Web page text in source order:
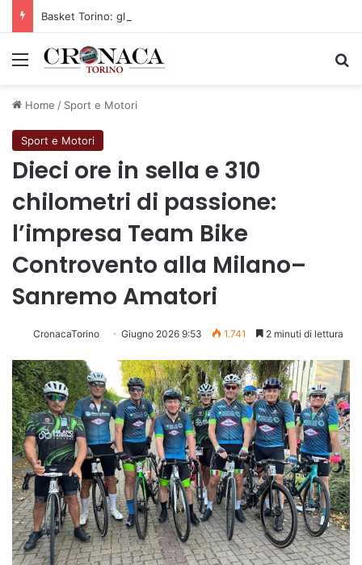
Menu
Home / Sport e Motori
Sport e Motori
Dieci ore in sella e 310
chilometri di passione:
l’impresa Team Bike
Controvento alla Milano–
Sanremo Amatori
CronacaTorino Giugno 2026 9:53 1.741 2 minuti di lettura